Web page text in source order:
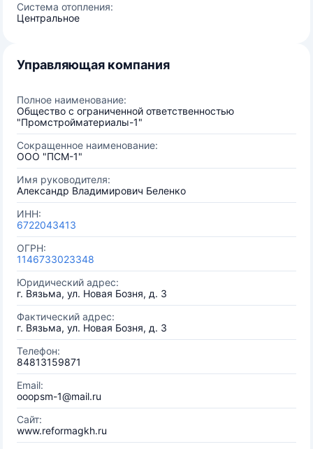
Система отопления:
Центральное
Управляющая компания
Полное наименование:
Общество с ограниченной ответственностью
"Промстройматериалы-1"
Сокращенное наименование:
ООО "ПСМ-1"
Имя руководителя:
Александр Владимирович Беленко
ИНН:
6722043413
ОГРН:
1146733023348
Юридический адрес:
г. Вязьма, ул. Новая Бозня, д. 3
Фактический адрес:
г. Вязьма, ул. Новая Бозня, д. 3
Телефон:
84813159871
Email:
ooopsm-1@mail.ru
Сайт:
www.reformagkh.ru